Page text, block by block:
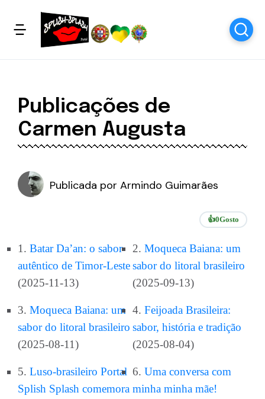
Publicações de
Carmen Augusta
Publicada por Armindo Guimarães
👍0Gosto
1. Batar Da’an: o sabor
autêntico de Timor-Leste
(2025-11-13)
2. Moqueca Baiana: um
sabor do litoral brasileiro
(2025-09-13)
3. Moqueca Baiana: um
sabor do litoral brasileiro
(2025-08-11)
4. Feijoada Brasileira:
sabor, história e tradição
(2025-08-04)
5. Luso-brasileiro Portal
Splish Splash comemora
6. Uma conversa com
minha minha mãe!